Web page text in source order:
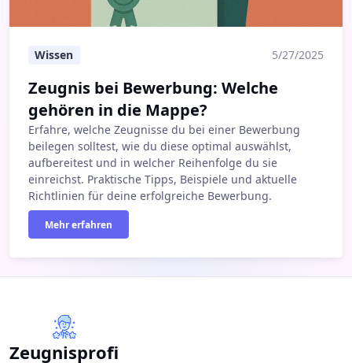
Wissen 5/27/2025
Zeugnis bei Bewerbung: Welche
gehören in die Mappe?
Erfahre, welche Zeugnisse du bei einer Bewerbung
beilegen solltest, wie du diese optimal auswählst,
aufbereitest und in welcher Reihenfolge du sie
einreichst. Praktische Tipps, Beispiele und aktuelle
Richtlinien für deine erfolgreiche Bewerbung.
Mehr erfahren
Zeugnisprofi